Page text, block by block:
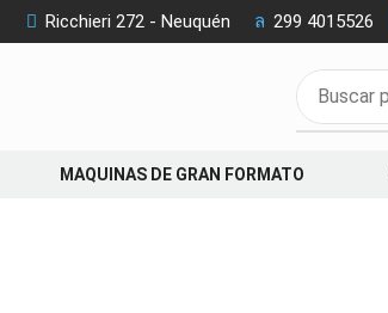
Ricchieri 272 - Neuquén 299 4015526
MAQUINAS DE GRAN FORMATO